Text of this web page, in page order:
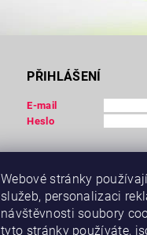
PŘIHLÁŠENÍ
E-mail
Heslo
Zapomenuté heslo
Webové stránky
služeb, personalizaci
návštěvnosti soubory
tyto stránky používáte,